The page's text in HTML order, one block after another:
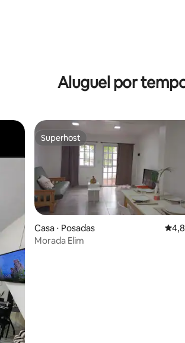
Aluguel por
Superhost
Superhost
Casa ⋅ Posadas 4,8
Morada Elim